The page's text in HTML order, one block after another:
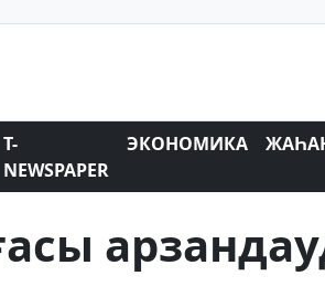
T-
NEWSPAPER
ЭКОНОМИКА